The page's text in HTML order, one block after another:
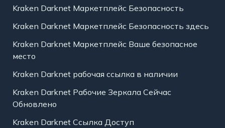
Kraken Darknet Маркетплейс Безопасность
Kraken Darknet Маркетплейс Безопасность здесь
Kraken Darknet Маркетплейс Ваше безопасное
место
Kraken Darknet рабочая ссылка в наличии
Kraken Darknet Рабочие Зеркала Сейчас
Обновлено
Kraken Darknet Ссылка Доступ